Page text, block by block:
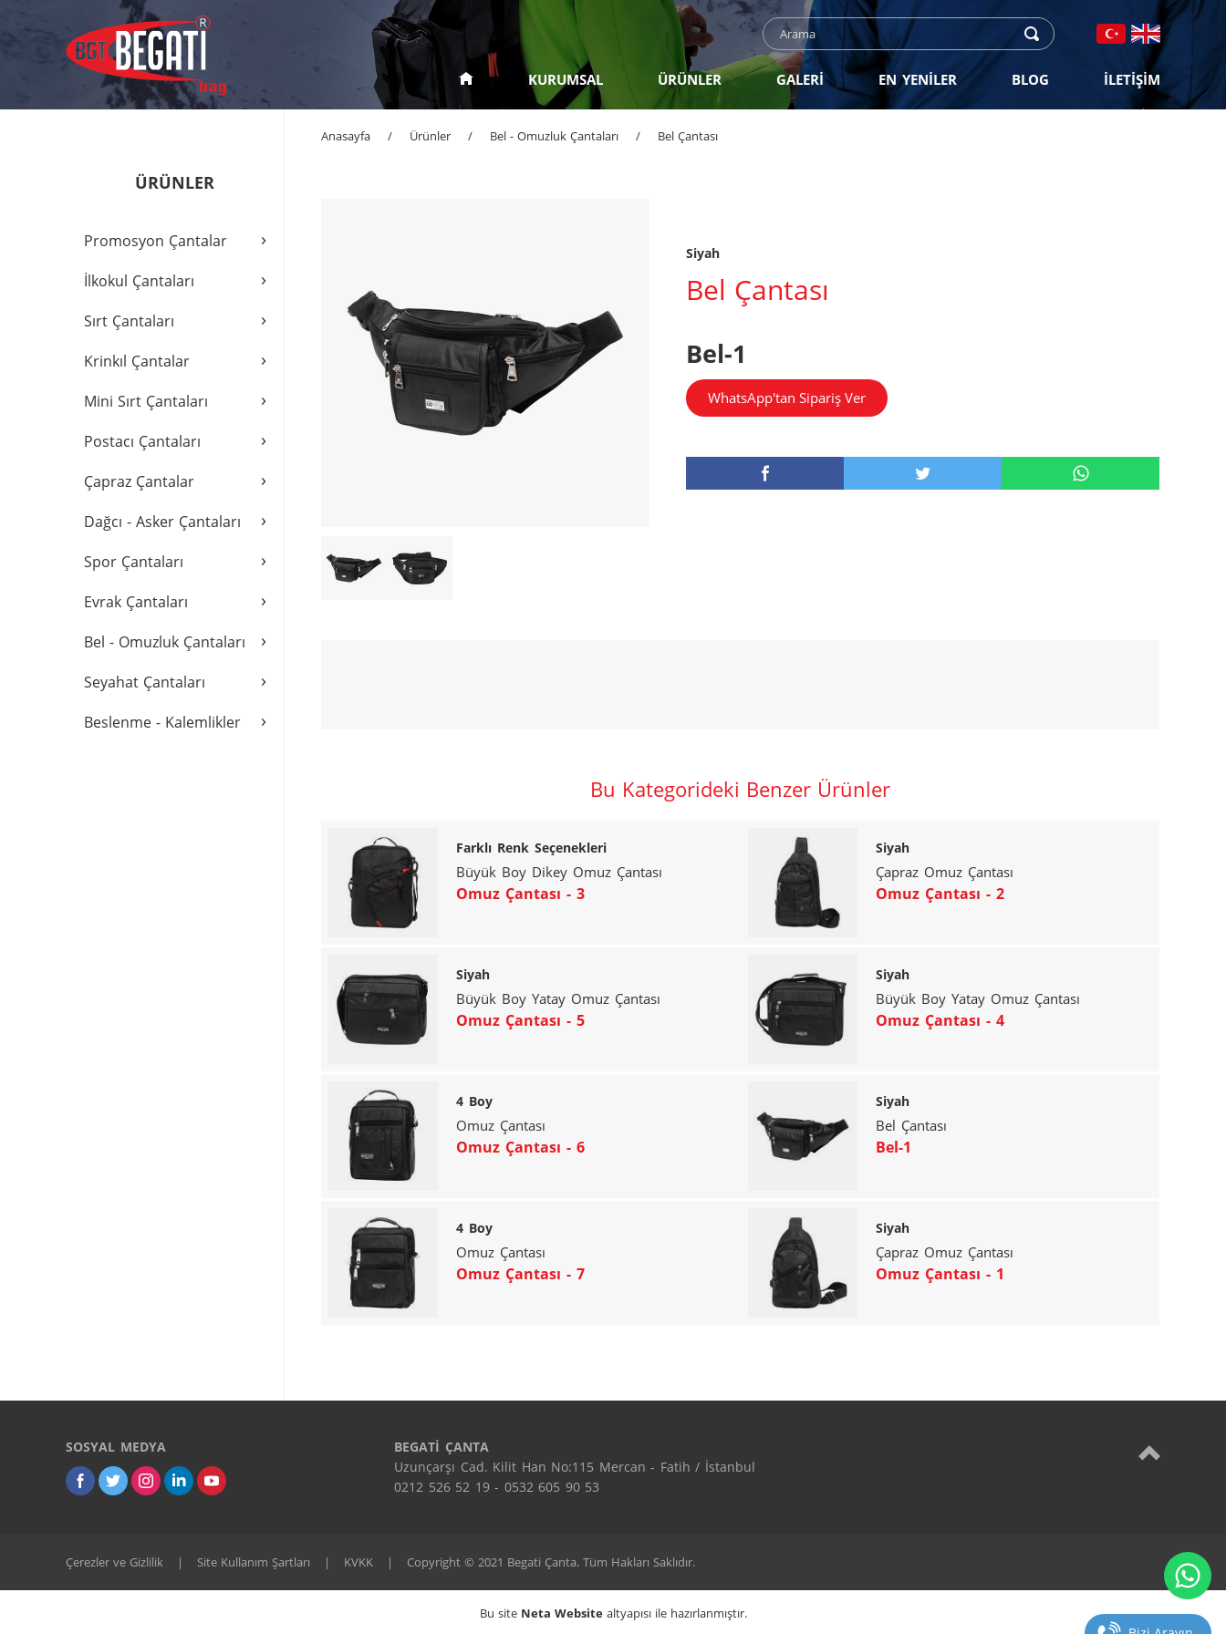
KURUMSAL ÜRÜNLER GALERİ EN YENİLER BLOG İLETİŞİM
ÜRÜNLER
›
Promosyon Çantalar
›
İlkokul Çantaları
›
Sırt Çantaları
›
Krinkıl Çantalar
›
Mini Sırt Çantaları
›
Postacı Çantaları
›
Çapraz Çantalar
›
Dağcı - Asker Çantaları
›
Spor Çantaları
›
Evrak Çantaları
›
Bel - Omuzluk Çantaları
›
Seyahat Çantaları
›
Beslenme - Kalemlikler
Anasayfa / Ürünler / Bel - Omuzluk Çantaları / Bel Çantası
Siyah
Bel Çantası
Bel-1
WhatsApp'tan Sipariş Ver
Bu Kategorideki Benzer Ürünler
Farklı Renk Seçenekleri
Büyük Boy Dikey Omuz Çantası
Omuz Çantası - 3
Siyah
Çapraz Omuz Çantası
Omuz Çantası - 2
Siyah
Büyük Boy Yatay Omuz Çantası
Omuz Çantası - 5
Siyah
Büyük Boy Yatay Omuz Çantası
Omuz Çantası - 4
4 Boy
Omuz Çantası
Omuz Çantası - 6
Siyah
Bel Çantası
Bel-1
4 Boy
Omuz Çantası
Omuz Çantası - 7
Siyah
Çapraz Omuz Çantası
Omuz Çantası - 1
SOSYAL MEDYA
BEGATİ ÇANTA
Uzunçarşı Cad. Kilit Han No:115 Mercan - Fatih / İstanbul
0212 526 52 19 - 0532 605 90 53
Çerezler ve Gizlilik | Site Kullanım Şartları | KVKK | Copyright © 2021 Begati Çanta. Tüm Hakları Saklıdır.
Bu site Neta Websitealtyapısı ile hazırlanmıştır.